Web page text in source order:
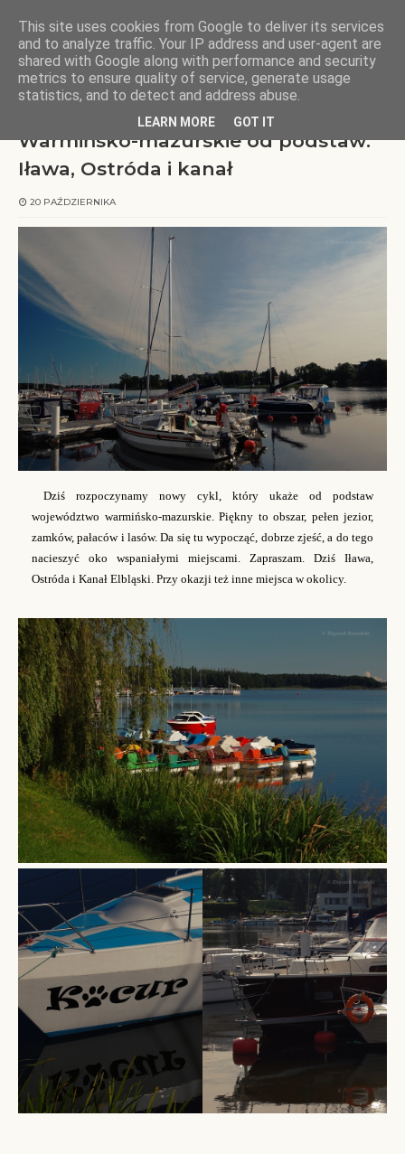
KOCHAMY WARMIĘ
Strona główna warmińsko-mazurskie
Warmińsko-mazurskie od
podstaw: Iława, Ostróda i kanał
Warmińsko-mazurskie od podstaw:
Iława, Ostróda i kanał
20 PAŹDZIERNIKA
Dziś rozpoczynamy nowy cykl, który ukaże od podstaw
województwo warmińsko-mazurskie. Piękny to obszar, pełen jezior,
zamków, pałaców i lasów. Da się tu wypocząć, dobrze zjeść, a do tego
nacieszyć oko wspaniałymi miejscami. Zapraszam. Dziś Iława,
Ostróda i Kanał Elbląski. Przy okazji też inne miejsca w okolicy.
This site uses cookies from Google to deliver its services
and to analyze traffic. Your IP address and user-agent are
shared with Google along with performance and security
metrics to ensure quality of service, generate usage
statistics, and to detect and address abuse.
LEARN MORE GOT IT